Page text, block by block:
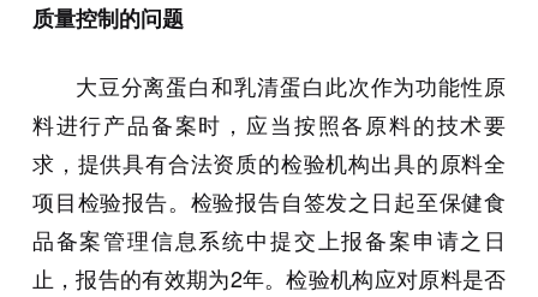
质量控制的问题
大豆分离蛋白和乳清蛋白此次作为功能性原
料进行产品备案时，应当按照各原料的技术要
求，提供具有合法资质的检验机构出具的原料全
项目检验报告。检验报告自签发之日起至保健食
品备案管理信息系统中提交上报备案申请之日
止，报告的有效期为2年。检验机构应对原料是否